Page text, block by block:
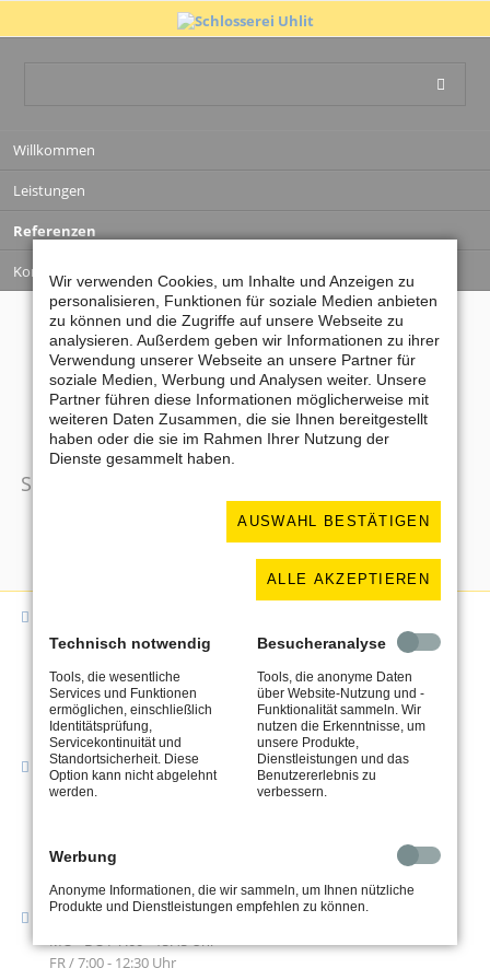
Navigation
überspringen
Willkommen
Leistungen
Referenzen
Kontakt
SCHLOSSEREI UHLIT
SCHNEIDEN - KANTEN
Schneiden - Kanten
Schlosserei Uhlit
31785 Hameln
Kontakt
Tel. 05151 / 926640
kontakt@schlosserei-uhlit.de
FR / 7:00 - 12:30 Uhr
Wir verwenden Cookies, um Inhalte und Anzeigen zu
personalisieren, Funktionen für soziale Medien anbieten
zu können und die Zugriffe auf unsere Webseite zu
analysieren. Außerdem geben wir Informationen zu ihrer
Verwendung unserer Webseite an unsere Partner für
soziale Medien, Werbung und Analysen weiter. Unsere
Partner führen diese Informationen möglicherweise mit
weiteren Daten Zusammen, die sie Ihnen bereitgestellt
haben oder die sie im Rahmen Ihrer Nutzung der
Dienste gesammelt haben.
AUSWAHL BESTÄTIGEN
ALLE AKZEPTIEREN
Technisch notwendig
Tools, die wesentliche
Services und Funktionen
ermöglichen, einschließlich
Identitätsprüfung,
Servicekontinuität und
Standortsicherheit. Diese
Option kann nicht abgelehnt
werden.
Besucheranalyse
Tools, die anonyme Daten
über Website-Nutzung und -
Funktionalität sammeln. Wir
nutzen die Erkenntnisse, um
unsere Produkte,
Dienstleistungen und das
Benutzererlebnis zu
verbessern.
Werbung
Anonyme Informationen, die wir sammeln, um Ihnen nützliche
Produkte und Dienstleistungen empfehlen zu können.